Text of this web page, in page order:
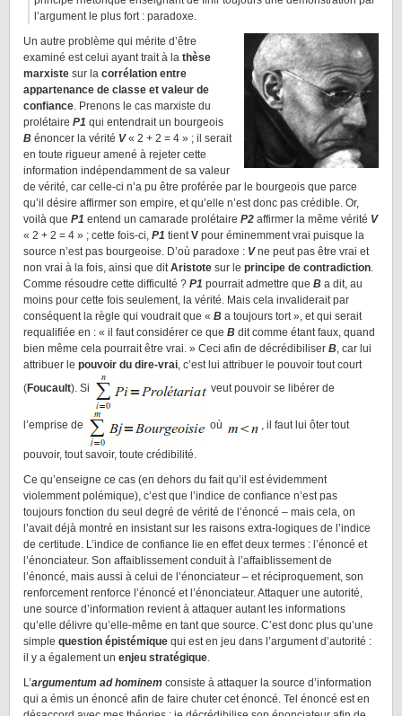
l’argument le plus fort : paradoxe.
Un autre problème qui mérite d’être
examiné est celui ayant trait à la thèse
marxiste sur la corrélation entre
appartenance de classe et valeur de
confiance. Prenons le cas marxiste du
prolétaire P1 qui entendrait un bourgeois
B énoncer la vérité V« 2 + 2 = 4 » ; il serait
en toute rigueur amené à rejeter cette
information indépendamment de sa valeur
de vérité, car celle-ci n’a pu être proférée par le bourgeois que parce
qu’il désire affirmer son empire, et qu’elle n’est donc pas crédible. Or,
voilà que P1 entend un camarade prolétaire P2 affirmer la même vérité V
« 2 + 2 = 4 » ; cette fois-ci, P1 tientV pour éminemment vrai puisque la
source n’est pas bourgeoise. D’où paradoxe : Vne peut pas être vrai et
non vrai à la fois, ainsi que ditAristote sur le principe de contradiction.
Comme résoudre cette difficulté ? P1 pourrait admettre que B a dit, au
moins pour cette fois seulement, la vérité. Mais cela invaliderait par
conséquent la règle qui voudrait que « B a toujours tort », et qui serait
requalifiée en : « il faut considérer ce que B dit comme étant faux, quand
bien même cela pourrait être vrai. » Ceci afin de décrédibiliser B, car lui
attribuer le pouvoir du dire-vrai, c’est lui attribuer le pouvoir tout court
(Foucault). Si veut pouvoir se libérer de
l’emprise de où , il faut lui ôter tout
pouvoir, tout savoir, toute crédibilité.
Ce qu’enseigne ce cas (en dehors du fait qu’il est évidemment
violemment polémique), c’est que l’indice de confiance n’est pas
toujours fonction du seul degré de vérité de l’énoncé – mais cela, on
l’avait déjà montré en insistant sur les raisons extra-logiques de l’indice
de certitude. L’indice de confiance lie en effet deux termes : l’énoncé et
l’énonciateur. Son affaiblissement conduit à l’affaiblissement de
l’énoncé, mais aussi à celui de l’énonciateur – et réciproquement, son
renforcement renforce l’énoncé et l’énonciateur. Attaquer une autorité,
une source d’information revient à attaquer autant les informations
qu’elle délivre qu’elle-même en tant que source. C’est donc plus qu’une
simple question épistémique qui est en jeu dans l’argument d’autorité :
il y a également un enjeu stratégique.
L’argumentum ad hominem consiste à attaquer la source d’information
qui a émis un énoncé afin de faire chuter cet énoncé. Tel énoncé est en